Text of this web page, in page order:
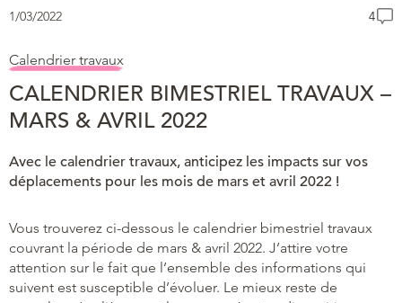
1/03/2022 4
Calendrier travaux
CALENDRIER BIMESTRIEL TRAVAUX –
MARS & AVRIL 2022
Avec le calendrier travaux, anticipez les impacts sur vos
déplacements pour les mois de mars et avril 2022 !
Vous trouverez ci-dessous le calendrier bimestriel travaux
couvrant la période de mars & avril 2022. J’attire votre
attention sur le fait que l’ensemble des informations qui
suivent est susceptible d’évoluer. Le mieux reste de